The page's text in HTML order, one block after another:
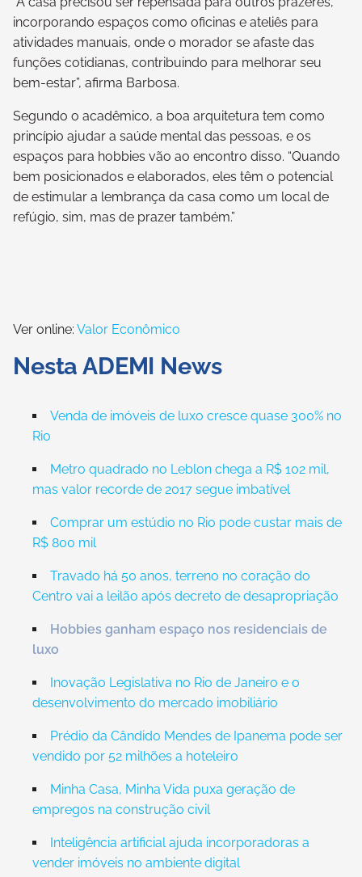
incorporando espaços como oficinas e ateliês para
atividades manuais, onde o morador se afaste das
funções cotidianas, contribuindo para melhorar seu
bem-estar”, afirma Barbosa.
Segundo o acadêmico, a boa arquitetura tem como
princípio ajudar a saúde mental das pessoas, e os
espaços para hobbies vão ao encontro disso. “Quando
bem posicionados e elaborados, eles têm o potencial
de estimular a lembrança da casa como um local de
refúgio, sim, mas de prazer também.”
Ver online: Valor Econômico
Nesta ADEMI News
Venda de imóveis de luxo cresce quase 300% no
Rio
Metro quadrado no Leblon chega a R$ 102 mil,
mas valor recorde de 2017 segue imbatível
Comprar um estúdio no Rio pode custar mais de
R$ 800 mil
Travado há 50 anos, terreno no coração do
Centro vai a leilão após decreto de desapropriação
Hobbies ganham espaço nos residenciais de
luxo
Inovação Legislativa no Rio de Janeiro e o
desenvolvimento do mercado imobiliário
Prédio da Cândido Mendes de Ipanema pode ser
vendido por 52 milhões a hoteleiro
Minha Casa, Minha Vida puxa geração de
empregos na construção civil
Inteligência artificial ajuda incorporadoras a
vender imóveis no ambiente digital